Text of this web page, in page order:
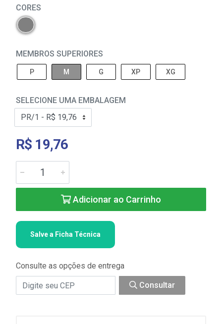
CORES
MEMBROS SUPERIORES
P M G XP XG
SELECIONE UMA EMBALAGEM
R$ 19,76
Adicionar ao Carrinho
Salve a Ficha Técnica
Consulte as opções de entrega
Consultar